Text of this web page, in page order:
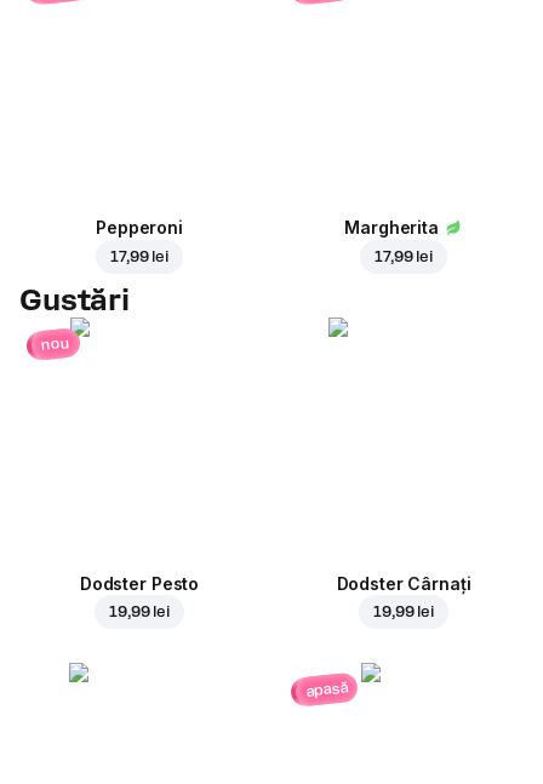
Pepperoni
17,99 lei
Margherita
17,99 lei
Gustări
nou
Dodster Pesto
19,99 lei
Dodster Cârnați
19,99 lei
apasă